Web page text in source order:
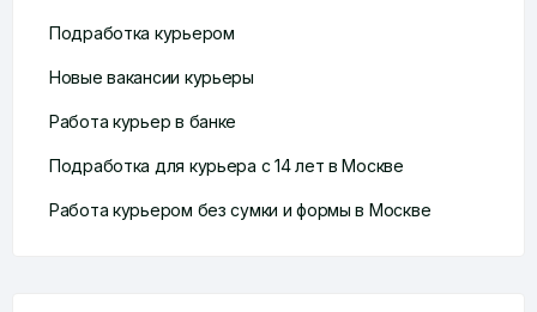
Подработка курьером
Новые вакансии курьеры
Работа курьер в банке
Подработка для курьера с 14 лет в Москве
Работа курьером без сумки и формы в Москве